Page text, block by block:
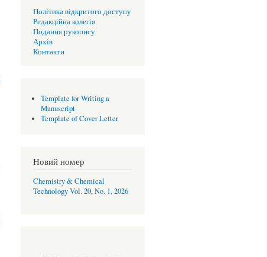
Політика відкритого доступу
Редакційна колегія
Подання рукопису
Архів
Контакти
Template for Writing a
Manuscript
Template of Cover Letter
Новий номер
Chemistry & Chemical
Technology Vol. 20, No. 1, 2026